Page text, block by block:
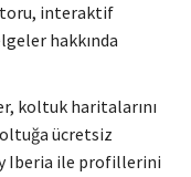
interaktif
hakkında
koltuk haritalarını
ücretsiz
Iberia ile profillerini